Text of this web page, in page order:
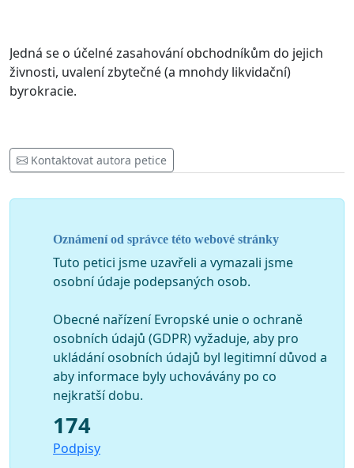
Jedná se o účelné zasahování obchodníkům do jejich
živnosti, uvalení zbytečné (a mnohdy likvidační)
byrokracie.
Kontaktovat autora petice
Oznámení od správce této webové stránky
Tuto petici jsme uzavřeli a vymazali jsme
osobní údaje podepsaných osob.
Obecné nařízení Evropské unie o ochraně
osobních údajů (GDPR) vyžaduje, aby pro
ukládání osobních údajů byl legitimní důvod a
aby informace byly uchovávány po co
nejkratší dobu.
174
Podpisy